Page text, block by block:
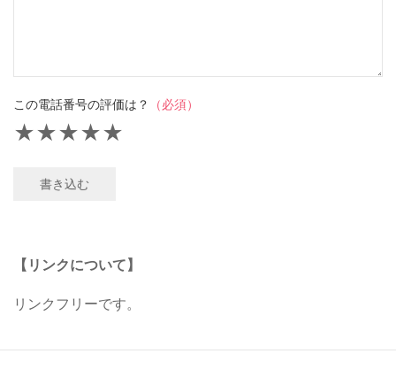
この電話番号の評価は？ （必須）
★
★
★
★
★
書き込む
【リンクについて】
リンクフリーです。